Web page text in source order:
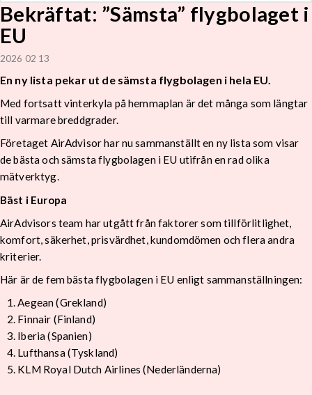
Bekräftat: ”Sämsta” flygbolaget i
EU
2026 02 13
En ny lista pekar ut de sämsta flygbolagen i hela EU.
Med fortsatt vinterkyla på hemmaplan är det många som längtar
till varmare breddgrader.
Företaget AirAdvisor har nu sammanställt en ny lista som visar
de bästa och sämsta flygbolagen i EU utifrån en rad olika
mätverktyg.
Bäst i Europa
AirAdvisors team har utgått från faktorer som tillförlitlighet,
komfort, säkerhet, prisvärdhet, kundomdömen och flera andra
kriterier.
Här är de fem bästa flygbolagen i EU enligt sammanställningen:
Aegean (Grekland)
Finnair (Finland)
Iberia (Spanien)
Lufthansa (Tyskland)
KLM Royal Dutch Airlines (Nederländerna)